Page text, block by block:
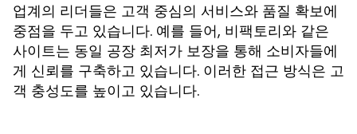
업계의 리더들은 고객 중심의 서비스와 품질 확보에
중점을 두고 있습니다. 예를 들어, 비팩토리와 같은
사이트는 동일 공장 최저가 보장을 통해 소비자들에
게 신뢰를 구축하고 있습니다. 이러한 접근 방식은 고
객 충성도를 높이고 있습니다.